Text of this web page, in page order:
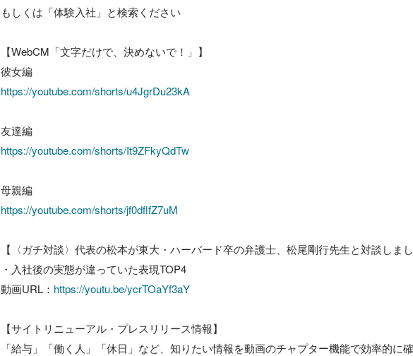
もしくは「体験入社」と検索ください
【WebCM「文字だけで、決めないで！」】
https://youtube.com/shorts/u4JgrDu23kA
https://youtube.com/shorts/It9ZFkyQdTw
https://youtube.com/shorts/jf0dflfZ7uM
【〈ガチ対談〉代表の松本が東大・ハーバード卒の弁護士、松尾剛行先生と対談しまし
・入社後の実態が違っていた表現TOP4
動画URL： https://youtu.be/ycrTOaYf3aY
【サイトリニューアル・プレスリリース情報】
「給与」「働く人」「休日」など、知りたい情報を動画のチャプター機能で効率的に